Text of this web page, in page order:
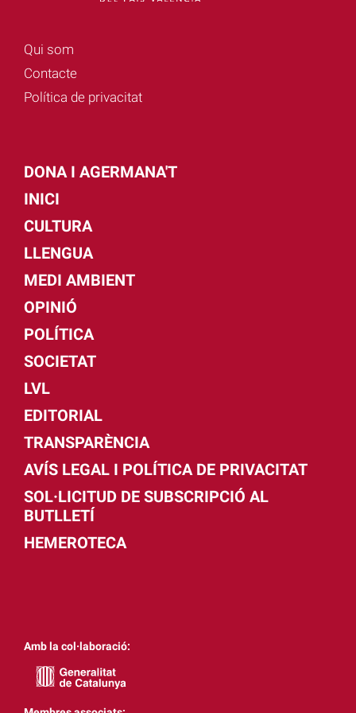
Qui som
Contacte
Política de privacitat
DONA I AGERMANA'T
INICI
CULTURA
LLENGUA
MEDI AMBIENT
OPINIÓ
POLÍTICA
SOCIETAT
LVL
EDITORIAL
TRANSPARÈNCIA
AVÍS LEGAL I POLÍTICA DE PRIVACITAT
SOL·LICITUD DE SUBSCRIPCIÓ AL
BUTLLETÍ
HEMEROTECA
Amb la col·laboració: